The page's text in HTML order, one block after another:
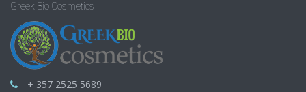
Greek Bio Cosmetics
+ 357 2525 5689